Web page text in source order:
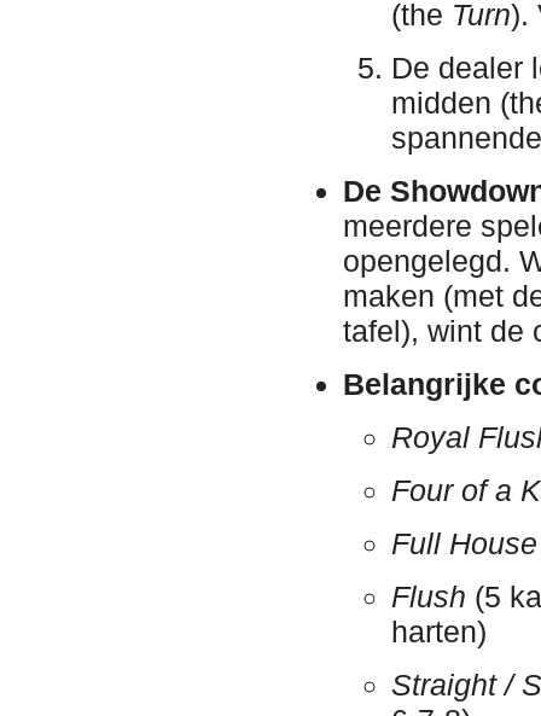
(the Turn).
De dealer
midden
De
meerdere
opengelegd.
maken (met
tafel), wint de
Belangrijke
Royal
Four of a
Full House
Flush (5
harten)
Straight /